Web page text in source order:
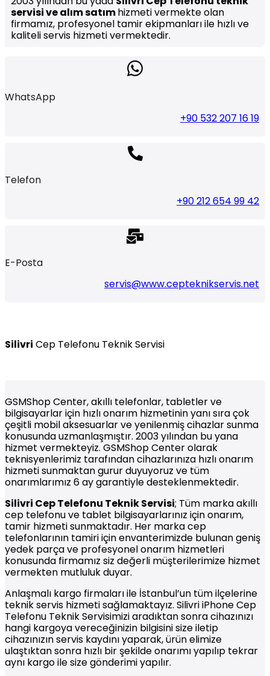
servisi ve alım satımhizmeti vermekte olan
firmamız, profesyonel tamir ekipmanları ile hızlı ve
kaliteli servis hizmeti vermektedir.
WhatsApp
+90 532 207 16 19
Telefon
+90 212 654 99 42
E-Posta
servis@www.cepteknikservis.net
Silivri Cep Telefonu Teknik Servisi
GSMShop Center, akıllı telefonlar, tabletler ve
bilgisayarlar için hızlı onarım hizmetinin yanı sıra çok
çeşitli mobil aksesuarlar ve yenilenmiş cihazlar sunma
konusunda uzmanlaşmıştır. 2003 yılından bu yana
hizmet vermekteyiz. GSMShop Center olarak
teknisyenlerimiz tarafından cihazlarınıza hızlı onarım
hizmeti sunmaktan gurur duyuyoruz ve tüm
onarımlarımız 6 ay garantiyle desteklenmektedir.
Silivri Cep Telefonu Teknik Servisi; Tüm marka akıllı
cep telefonu ve tablet bilgisayarlarınız için onarım,
tamir hizmeti sunmaktadır. Her marka cep
telefonlarının tamiri için envanterimizde bulunan geniş
yedek parça ve profesyonel onarım hizmetleri
konusunda firmamız siz değerli müşterilerimize hizmet
vermekten mutluluk duyar.
Anlaşmalı kargo firmaları ile İstanbul’un tüm ilçelerine
teknik servis hizmeti sağlamaktayız. Silivri iPhone Cep
Telefonu Teknik Servisimizi aradıktan sonra cihazınızı
hangi kargoya vereceğinizin bilgisini size iletip
cihazınızın servis kaydını yaparak, ürün elimize
ulaştıktan sonra hızlı bir şekilde onarımı yapılıp tekrar
aynı kargo ile size gönderimi yapılır.